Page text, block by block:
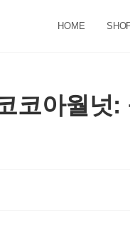
HOME
코아월넛: